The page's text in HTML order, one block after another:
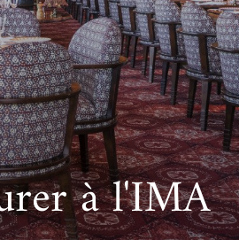
à l'IMA